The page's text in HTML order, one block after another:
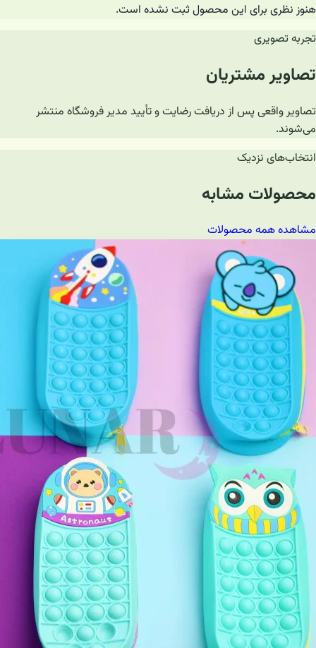
هنوز نظری برای این محصول ثبت نشده است.
تجربه تصویری
تصاویر مشتریان
تصاویر واقعی پس از دریافت رضایت و تأیید مدیر فروشگاه منتشر
می‌شوند.
انتخاب‌های نزدیک
محصولات مشابه
مشاهده همه محصولات